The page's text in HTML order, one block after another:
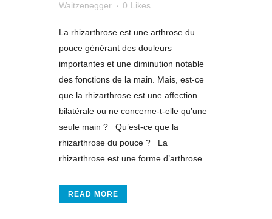
Waitzenegger
0 Likes
La rhizarthrose est une arthrose du
pouce générant des douleurs
importantes et une diminution notable
des fonctions de la main. Mais, est-ce
que la rhizarthrose est une affection
bilatérale ou ne concerne-t-elle qu’une
seule main ? Qu’est-ce que la
rhizarthrose du pouce ? La
rhizarthrose est une forme d’arthrose...
READ MORE